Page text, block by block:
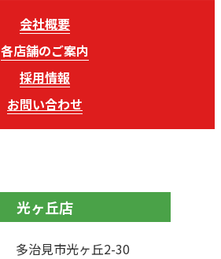
会社概要
各店舗のご案内
採用情報
お問い合わせ
光ヶ丘店
多治見市光ヶ丘2-30